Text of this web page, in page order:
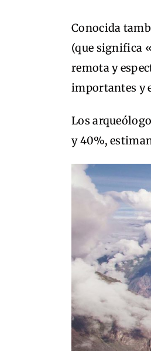
Conocida
(que significa
remota y
importantes y
Los
y 40%,